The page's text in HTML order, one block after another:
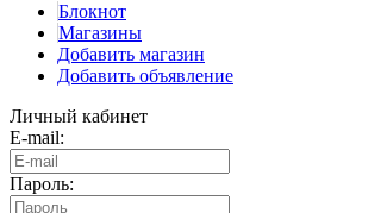
Блокнот
Магазины
Добавить магазин
Добавить объявление
Личный кабинет
E-mail:
Пароль: